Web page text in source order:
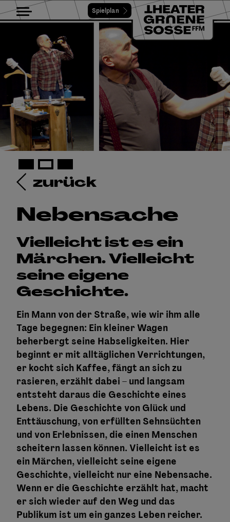
Toggle navigationSpielplan
zurück
Nebensache
Vielleicht ist es ein
Märchen. Vielleicht
seine eigene
Geschichte.
Ein Mann von der Straße, wie wir ihm alle
Tage begegnen: Ein kleiner Wagen
beherbergt seine Habseligkeiten. Hier
beginnt er mit alltäglichen Verrichtungen,
er kocht sich Kaffee, fängt an sich zu
rasieren, erzählt dabei – und langsam
entsteht daraus die Geschichte eines
Lebens. Die Geschichte von Glück und
Enttäuschung, von erfüllten Sehnsüchten
und von Erlebnissen, die einen Menschen
scheitern lassen können. Vielleicht ist es
ein Märchen, vielleicht seine eigene
Geschichte, vielleicht nur eine Nebensache.
Wenn er die Geschichte erzählt hat, macht
er sich wieder auf den Weg und das
Publikum ist um ein ganzes Leben reicher.